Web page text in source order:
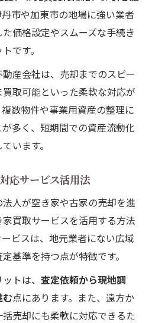
市や加東市の地場に強い業者
価格設定やスムーズな手続き
です。
産会社は、売却までのスピー
取可能といった柔軟な対応が
数物件や事業用資産の整理に
多く、短期間での資産流動化
います。
応サービス活用法
人が空き家や古家の売却を進
買取サービスを活用する方法
ビスは、地元業者にない広域
基準を持つ点が特徴です。
トは、 査定依頼から現地調
む点にあります。また、遠方か
売却にも柔軟に対応できるた